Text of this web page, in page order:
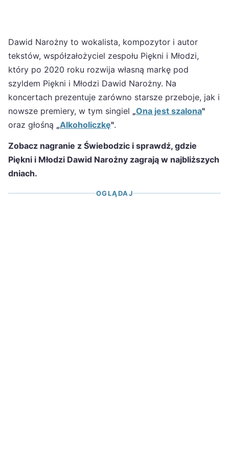
Dawid Narożny to wokalista, kompozytor i autor
tekstów, współzałożyciel zespołu Piękni i Młodzi,
który po 2020 roku rozwija własną markę pod
szyldem Piękni i Młodzi Dawid Narożny. Na
koncertach prezentuje zarówno starsze przeboje, jak i
nowsze premiery, w tym singiel „Ona jest szalona"
oraz głośną „Alkoholiczkę".
Zobacz nagranie z Świebodzic i sprawdź, gdzie
Piękni i Młodzi Dawid Narożny zagrają w najbliższych
dniach.
OGLĄDAJ